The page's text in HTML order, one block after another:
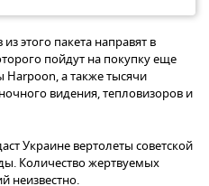
этого пакета направят в
пойдут на покупку еще
Harpoon, а также тысячи
видения, тепловизоров и
Украине вертолеты советской
Количество жертвуемых
неизвестно.